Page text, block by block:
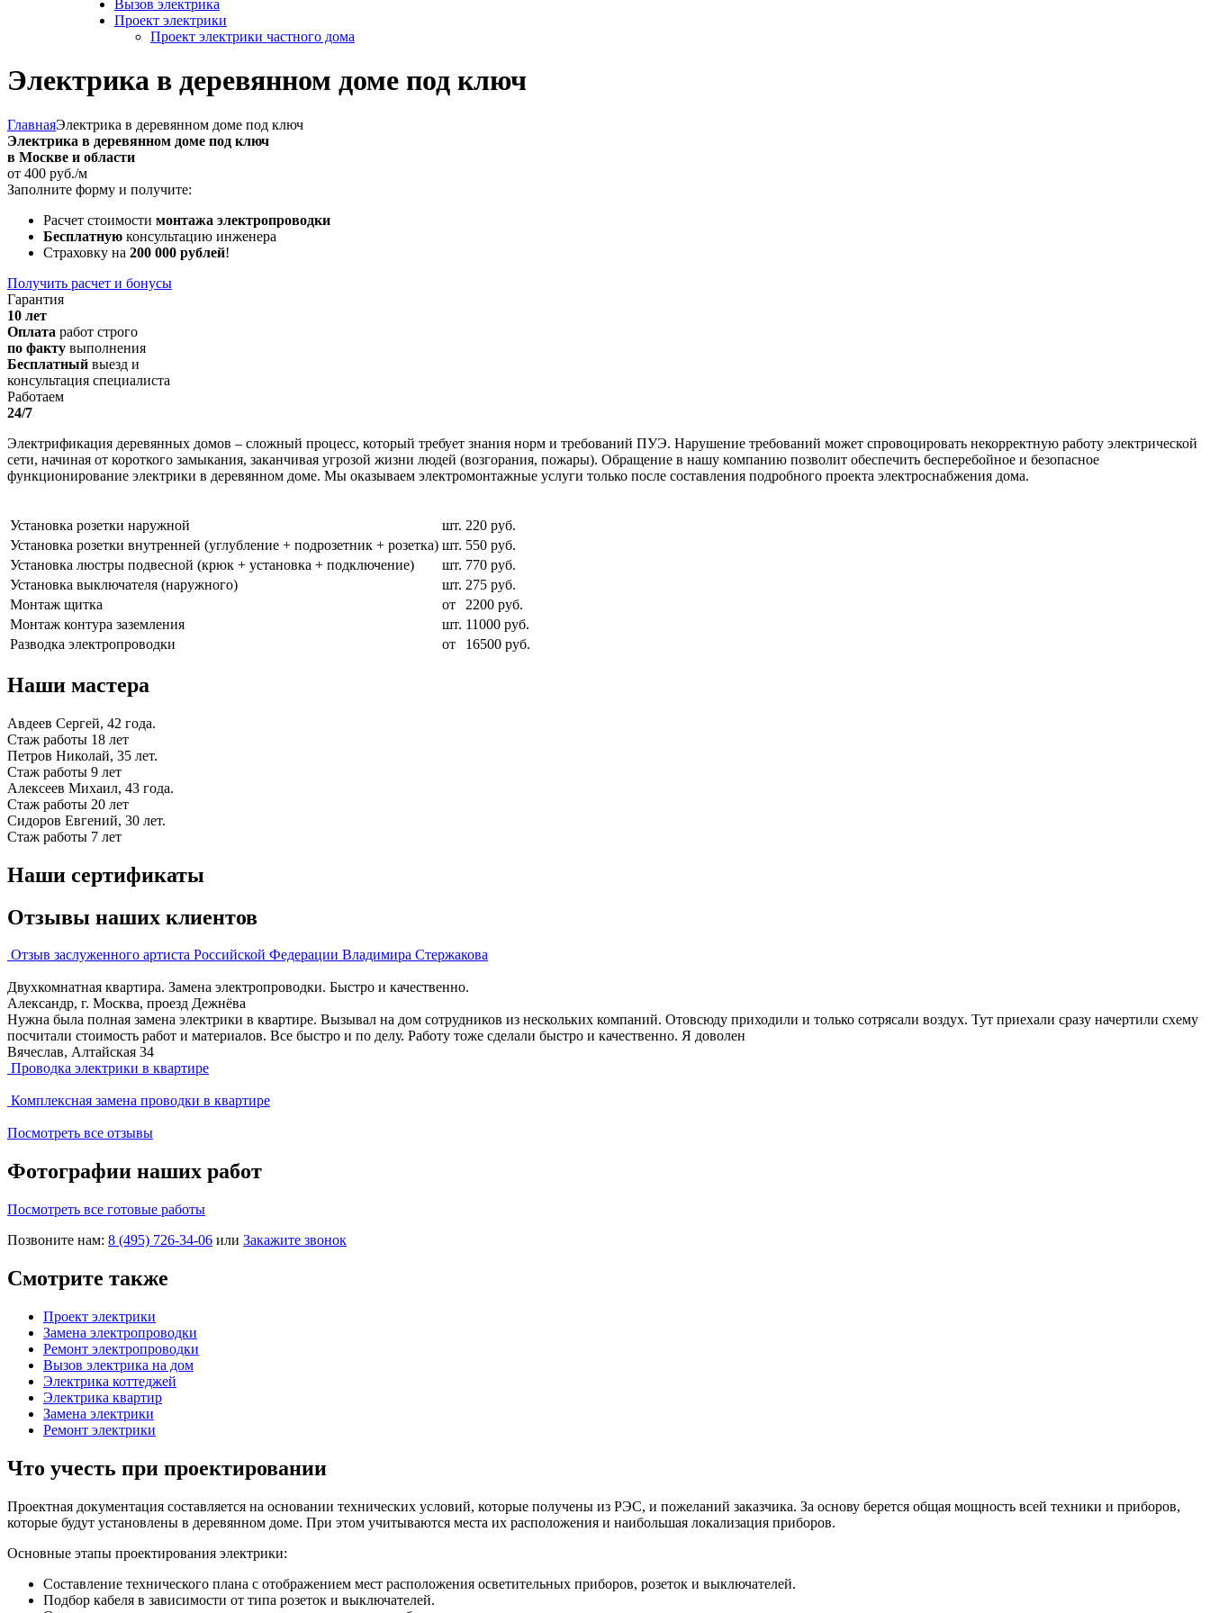
Вызов электрика
Проект электрики
Проект электрики частного дома
Электрика в деревянном доме под ключ
ГлавнаяЭлектрика в деревянном доме под ключ
Электрика в деревянном доме под ключ
в Москве и области
от 400 руб./м
Заполните форму и получите:
Расчет стоимости монтажа электропроводки
Бесплатную консультацию инженера
Страховку на 200 000 рублей!
Получить расчет и бонусы
Гарантия
10 лет
Оплата работ строго
по факту выполнения
Бесплатный выезд и
консультация специалиста
Работаем
24/7
Электрификация деревянных домов – сложный процесс, который требует знания норм и требований ПУЭ. Нарушение требований может спровоцировать некорректную работу электрической
сети, начиная от короткого замыкания, заканчивая угрозой жизни людей (возгорания, пожары). Обращение в нашу компанию позволит обеспечить бесперебойное и безопасное
функционирование электрики в деревянном доме. Мы оказываем электромонтажные услуги только после составления подробного проекта электроснабжения дома.
Установка розетки наружной шт. 220 руб.
Установка розетки внутренней (углубление + подрозетник + розетка) шт. 550 руб.
Установка люстры подвесной (крюк + установка + подключение)
шт. 770 руб.
Установка выключателя (наружного)
шт. 275 руб.
Монтаж щитка
от
2200 руб.
Монтаж контура заземления
шт. 11000 руб.
Разводка электропроводки
от 16500 руб.
Наши мастера
Авдеев Сергей, 42 года.
Стаж работы 18 лет
Петров Николай, 35 лет.
Стаж работы 9 лет
Алексеев Михаил, 43 года.
Стаж работы 20 лет
Сидоров Евгений, 30 лет.
Стаж работы 7 лет
Наши сертификаты
Отзывы наших клиентов
Отзыв заслуженного артиста Российской Федерации Владимира Стержакова
Двухкомнатная квартира. Замена электропроводки. Быстро и качественно.
Александр, г. Москва, проезд Дежнёва
Нужна была полная замена электрики в квартире. Вызывал на дом сотрудников из нескольких компаний. Отовсюду приходили и только сотрясали воздух. Тут приехали сразу начертили схему
посчитали стоимость работ и материалов. Все быстро и по делу. Работу тоже сделали быстро и качественно. Я доволен
Вячеслав, Алтайская 34
Проводка электрики в квартире
Комплексная замена проводки в квартире
Посмотреть все отзывы
Фотографии наших работ
Посмотреть все готовые работы
Позвоните нам: 8 (495) 726-34-06 или Закажите звонок
Смотрите также
Проект электрики
Замена электропроводки
Ремонт электропроводки
Вызов электрика на дом
Электрика коттеджей
Электрика квартир
Замена электрики
Ремонт электрики
Что учесть при проектировании
Проектная документация составляется на основании технических условий, которые получены из РЭС, и пожеланий заказчика. За основу берется общая мощность всей техники и приборов,
которые будут установлены в деревянном доме. При этом учитываются места их расположения и наибольшая локализация приборов.
Основные этапы проектирования электрики:
Составление технического плана с отображением мест расположения осветительных приборов, розеток и выключателей.
Подбор кабеля в зависимости от типа розеток и выключателей.